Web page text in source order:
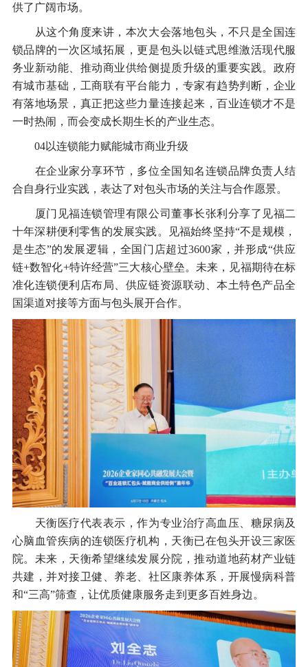
供了广阔市场。
从这个角度来讲，本次大会落地包头，不只是全国连
锁品牌的一次区域拓展，更是包头以链式思维激活现代服
务业新动能、推动商业供给侧提质升级的重要实践。政府
有城市基础，工商联有平台能力，专家有趋势判断，企业
有落地场景，真正把这些力量连接起来，百业连锁才不是
一时热闹，而会变成长期生长的产业生态。
04以连锁能力赋能城市商业升级
在企业家分享环节，多位全国知名连锁品牌负责人结
合自身行业实践，表达了对包头市场的关注与合作愿景。
厦门见福连锁管理有限公司董事长张利分享了见福二
十年深耕便利零售的发展实践。见福始终坚持“不是规模，
是生态”的发展逻辑，全国门店超过3600家，并形成“供应
链+数智化+特许经营”三大核心壁垒。未来，见福期待在标
准化连锁便利店布局、供应链资源联动、本土特色产品全
国渠道对接等方面与包头展开合作。
天衡医疗代表表示，作为专业治疗高血压、糖尿病及
心脑血管疾病的连锁医疗机构，天衡已在包头开设三家医
院。未来，天衡希望继续发展分院，推动道地药材产业链
共建，并对接卫健、养老、社区康养体系，开展慢病科普
和“三高”筛查，让优质健康服务走到更多百姓身边。